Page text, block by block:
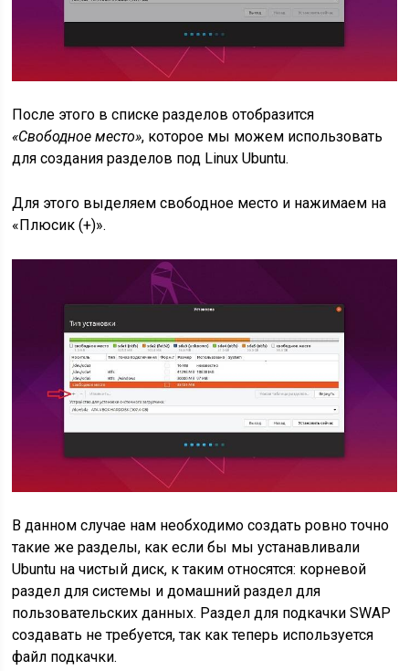
После этого в списке разделов отобразится
«Свободное место», которое мы можем использовать
для создания разделов под Linux Ubuntu.
Для этого выделяем свободное место и нажимаем на
«Плюсик (+)».
В данном случае нам необходимо создать ровно точно
такие же разделы, как если бы мы устанавливали
Ubuntu на чистый диск, к таким относятся: корневой
раздел для системы и домашний раздел для
пользовательских данных. Раздел для подкачки SWAP
создавать не требуется, так как теперь используется
файл подкачки.